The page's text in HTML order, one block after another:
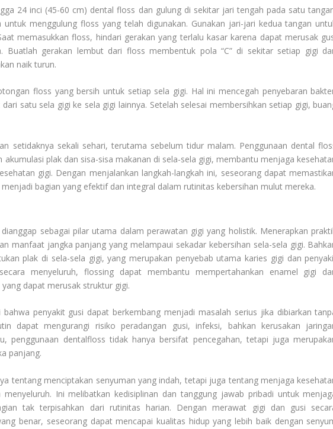
24 inci (45-60 cm) dental floss dan gulung di sekitar jari tengah pada satu
menggulung floss yang telah digunakan. Gunakan jari-jari kedua tangan
memasukkan floss, hindari gerakan yang terlalu kasar karena dapat merusak
Buatlah gerakan lembut dari floss membentuk pola “C” di sekitar setiap gigi
naik turun.
floss yang bersih untuk setiap sela gigi. Hal ini mencegah penyebaran
satu sela gigi ke sela gigi lainnya. Setelah selesai membersihkan setiap gigi,
setidaknya sekali sehari, terutama sebelum tidur malam. Penggunaan dental
plak dan sisa-sisa makanan di sela-sela gigi, membantu menjaga
gigi. Dengan menjalankan langkah-langkah ini, seseorang dapat
bagian yang efektif dan integral dalam rutinitas kebersihan mulut mereka.
sebagai pilar utama dalam perawatan gigi yang holistik. Menerapkan
manfaat jangka panjang yang melampaui sekadar kebersihan sela-sela gigi.
plak di sela-sela gigi, yang merupakan penyebab utama karies gigi dan
menyeluruh, flossing dapat membantu mempertahankan enamel gigi
dapat merusak struktur gigi.
penyakit gusi dapat berkembang menjadi masalah serius jika dibiarkan
dapat mengurangi risiko peradangan gusi, infeksi, bahkan kerusakan
penggunaan dentalfloss tidak hanya bersifat pencegahan, tetapi juga
panjang.
tentang menciptakan senyuman yang indah, tetapi juga tentang menjaga
Ini melibatkan kedisiplinan dan tanggung jawab pribadi untuk
tak terpisahkan dari rutinitas harian. Dengan merawat gigi dan gusi
benar, seseorang dapat mencapai kualitas hidup yang lebih baik dengan